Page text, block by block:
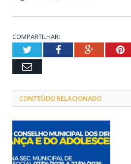
COMPARTILHAR:
TwitterFacebookGoogle+
Email
CONTEÚDO RELACIONADO